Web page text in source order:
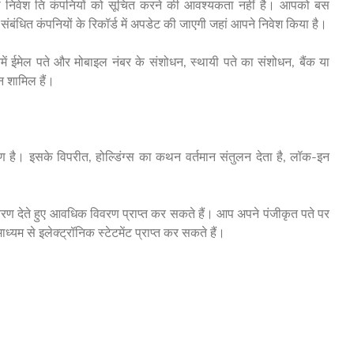
निवेश ति कंपनियों को सूचित करने की आवश्यकता नहीं है। आपको बस
कंपनियों के रिकॉर्ड में अपडेट की जाएगी जहां आपने निवेश किया है।
पते और मोबाइल नंबर के संशोधन, स्थायी पते का संशोधन, बैंक या
शामिल हैं।
इसके विपरीत, होल्डिंग्स का कथन वर्तमान संतुलन देता है, लॉक-इन
देते हुए आवधिक विवरण प्राप्त कर सकते हैं। आप अपने पंजीकृत पते पर
से इलेक्ट्रॉनिक स्टेटमेंट प्राप्त कर सकते हैं।